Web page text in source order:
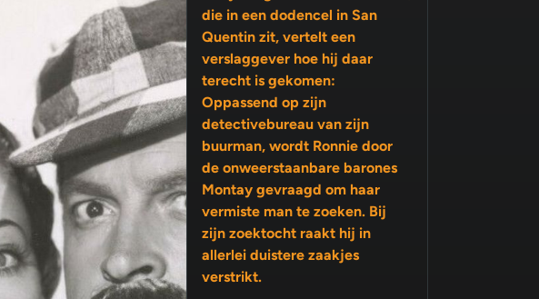
die in een dodencel in San
Quentin zit, vertelt een
verslaggever hoe hij daar
terecht is gekomen:
Oppassend op zijn
detectivebureau van zijn
buurman, wordt Ronnie door
de onweerstaanbare barones
Montay gevraagd om haar
vermiste man te zoeken. Bij
zijn zoektocht raakt hij in
allerlei duistere zaakjes
verstrikt.